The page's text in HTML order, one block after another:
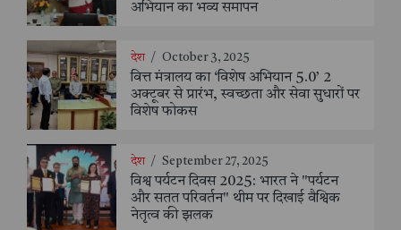
अभियान का भव्य समापन
देश / October 3, 2025
वित्त मंत्रालय का ‘विशेष अभियान 5.0’ 2
अक्टूबर से प्रारंभ, स्वच्छता और सेवा सुधारों पर
विशेष फोकस
देश / September 27, 2025
विश्व पर्यटन दिवस 2025: भारत ने "पर्यटन
और सतत परिवर्तन" थीम पर दिखाई वैश्विक
नेतृत्व की झलक